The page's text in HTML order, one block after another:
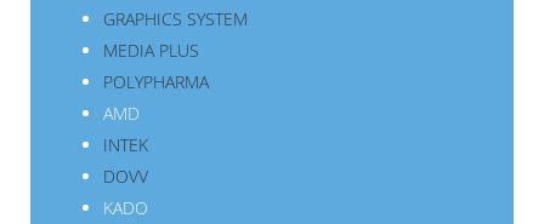
GRAPHICS SYSTEM
MEDIA PLUS
POLYPHARMA
AMD
INTEK
DOVV
KADO